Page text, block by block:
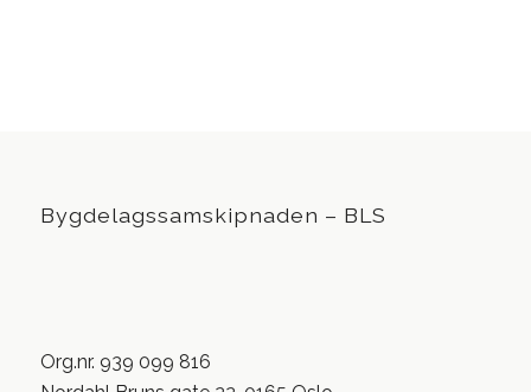
Bygdelagssamskipnaden – BLS
Org.nr. 939 099 816